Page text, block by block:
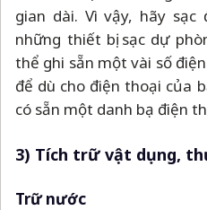
gian dài. Vì vậy, hãy
những thiết bị sạc dự
thể ghi sẵn một vài số
để dù cho điện thoại của
có sẵn một danh bạ điện
3) Tích trữ vật dụng,
Trữ nước